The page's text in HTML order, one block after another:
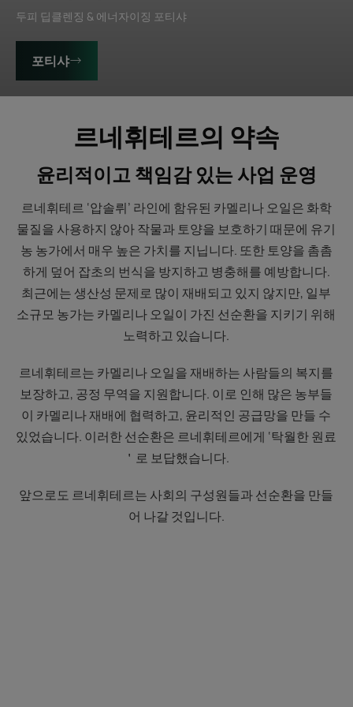
두피 딥클렌징 & 에너자이징 포티샤
포티샤
르네휘테르의 약속
윤리적이고 책임감 있는 사업 운영
르네휘테르 ‘압솔뤼’ 라인에 함유된 카멜리나 오일은 화학
물질을 사용하지 않아 작물과 토양을 보호하기 때문에 유기
농 농가에서 매우 높은 가치를 지닙니다. 또한 토양을 촘촘
하게 덮어 잡초의 번식을 방지하고 병충해를 예방합니다.
최근에는 생산성 문제로 많이 재배되고 있지 않지만, 일부
소규모 농가는 카멜리나 오일이 가진 선순환을 지키기 위해
노력하고 있습니다.
르네휘테르는 카멜리나 오일을 재배하는 사람들의 복지를
보장하고, 공정 무역을 지원합니다. 이로 인해 많은 농부들
이 카멜리나 재배에 협력하고, 윤리적인 공급망을 만들 수
있었습니다. 이러한 선순환은 르네휘테르에게 ‘탁월한 원료
＇로 보답했습니다.
앞으로도 르네휘테르는 사회의 구성원들과 선순환을 만들
어 나갈 것입니다.